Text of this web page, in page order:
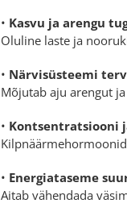
• Kasvu ja arengu
Oluline laste ja
• Närvisüsteemi
Mõjutab aju arengut
• Kontsentratsiooni
• Energiataseme
Aitab vähendada